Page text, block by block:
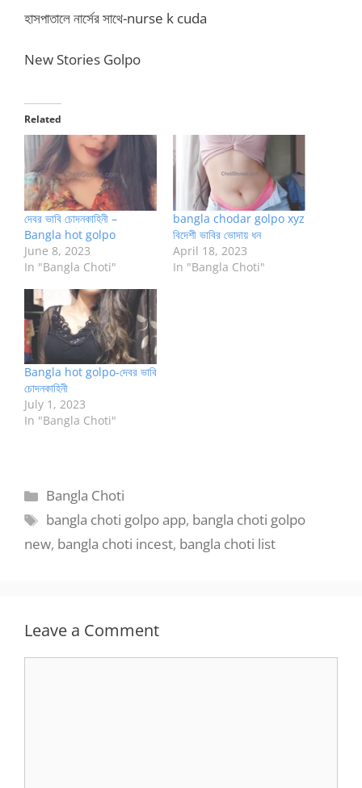
হাসপাতালে নার্সের সাথে-nurse k cuda
New Stories Golpo
Related
দেবর ভাবি চোদনকাহিনী –
Bangla hot golpo
June 8, 2023
In "Bangla Choti"
bangla chodar golpo xyz
বিদেশী ভাবির ভোদায় ধন
April 18, 2023
In "Bangla Choti"
Bangla hot golpo-দেবর ভাবি
চোদনকাহিনী
July 1, 2023
In "Bangla Choti"
Categories
Bangla Choti
Tags
bangla choti golpo app, bangla choti golpo
new, bangla choti incest, bangla choti list
Leave a Comment